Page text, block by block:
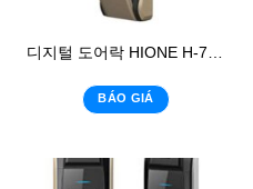
디지털 도어락 HIONE H-7090SK
BÁO GIÁ